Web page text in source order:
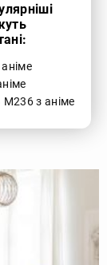
з аніме